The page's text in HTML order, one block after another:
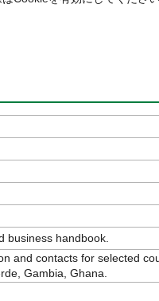
business handbook.
and contacts for selected
Gambia, Ghana.